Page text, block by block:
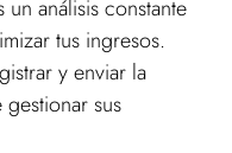
análisis constante
tus ingresos.
y enviar la
sus